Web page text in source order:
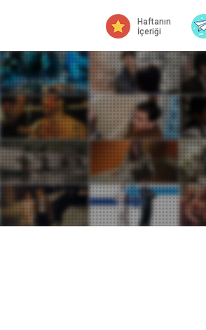
Haftanın
İçeriği